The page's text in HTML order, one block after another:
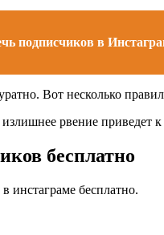
подписчиков в
Вот несколько
рвение приведет
бесплатно
инстаграме бесплатно.